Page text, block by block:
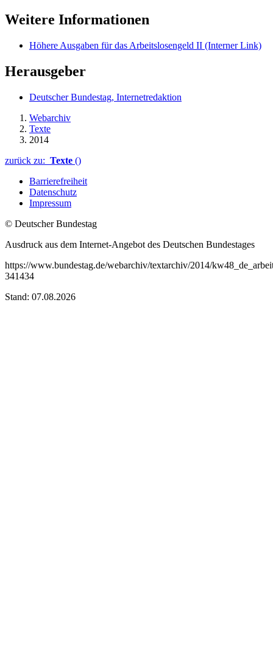
Weitere Informationen
Höhere Ausgaben für das Arbeitslosengeld II (Interner Link)
Herausgeber
Deutscher Bundestag, Internetredaktion
Webarchiv
Texte
2014
zurück zu: Texte ()
Barrierefreiheit
Datenschutz
Impressum
© Deutscher Bundestag
Ausdruck aus dem Internet-Angebot des Deutschen Bundestages
https://www.bundestag.de/webarchiv/textarchiv/2014/
341434
Stand: 07.08.2026